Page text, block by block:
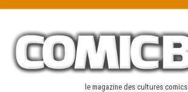
content
le magazine des cultures comics